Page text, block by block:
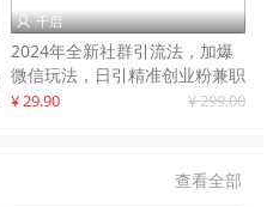
 千启
2024年全新社群引流法，加爆
微信玩法，日引精准创业粉兼职
粉200+
¥ 29.90 ¥ 299.00
查看全部